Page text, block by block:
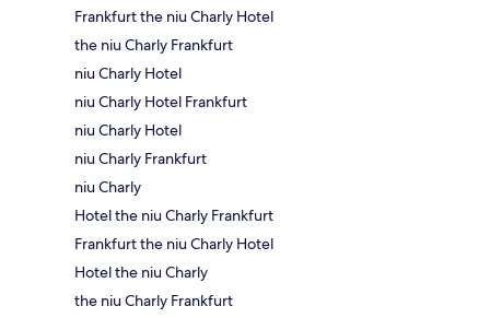
Frankfurt the niu Charly Hotel
the niu Charly Frankfurt
niu Charly Hotel
niu Charly Hotel Frankfurt
niu Charly Hotel
niu Charly Frankfurt
niu Charly
Hotel the niu Charly Frankfurt
Frankfurt the niu Charly Hotel
Hotel the niu Charly
the niu Charly Frankfurt